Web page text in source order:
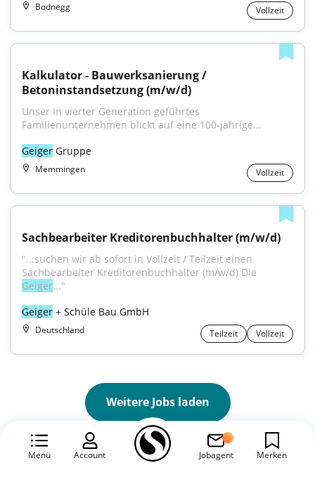
Bodnegg Vollzeit
Kalkulator - Bauwerksanierung /
Betoninstandsetzung (m/w/d)
Unser in vierter Generation geführtes
Familienunternehmen blickt auf eine 100-jährige...
Geiger Gruppe
Memmingen Vollzeit
Sachbearbeiter Kreditorenbuchhalter (m/w/d)
"...suchen wir ab sofort in Vollzeit / Teilzeit einen
Geiger..."
Geiger + Schüle Bau GmbH
Deutschland Teilzeit Vollzeit
Weitere Jobs laden
Menü Account Jobagent Merken